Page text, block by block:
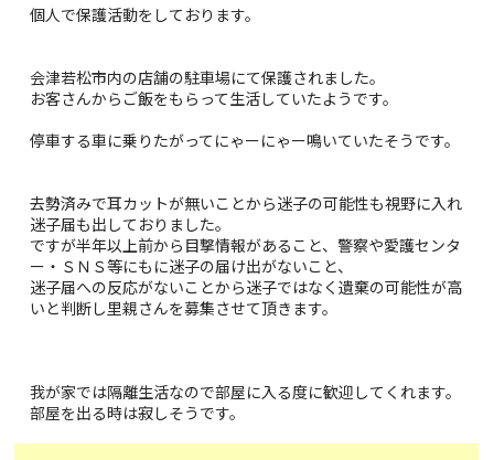
個人で保護活動をしております。
会津若松市内の店舗の駐車場にて保護されました。
お客さんからご飯をもらって生活していたようです。
停車する車に乗りたがってにゃーにゃー鳴いていたそうです。
去勢済みで耳カットが無いことから迷子の可能性も視野に入れ
迷子届も出しておりました。
ですが半年以上前から目撃情報があること、警察や愛護センタ
ー・ＳＮＳ等にもに迷子の届け出がないこと、
迷子届への反応がないことから迷子ではなく遺棄の可能性が高
いと判断し里親さんを募集させて頂きます。
我が家では隔離生活なので部屋に入る度に歓迎してくれます。
部屋を出る時は寂しそうです。